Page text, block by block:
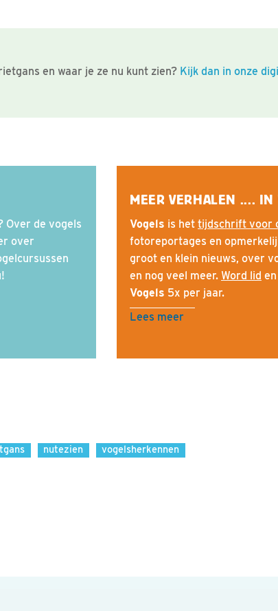
en waar je ze nu kunt zien? Kijk dan in onze
Over de vogels
over
MEER VERHALEN .... IN
Vogels is het tijdschrift voor
fotoreportages en
groot en klein nieuws, over
en nog veel meer. Word lid
Vogels 5x per jaar.
Lees meer
nutezien vogelsherkennen